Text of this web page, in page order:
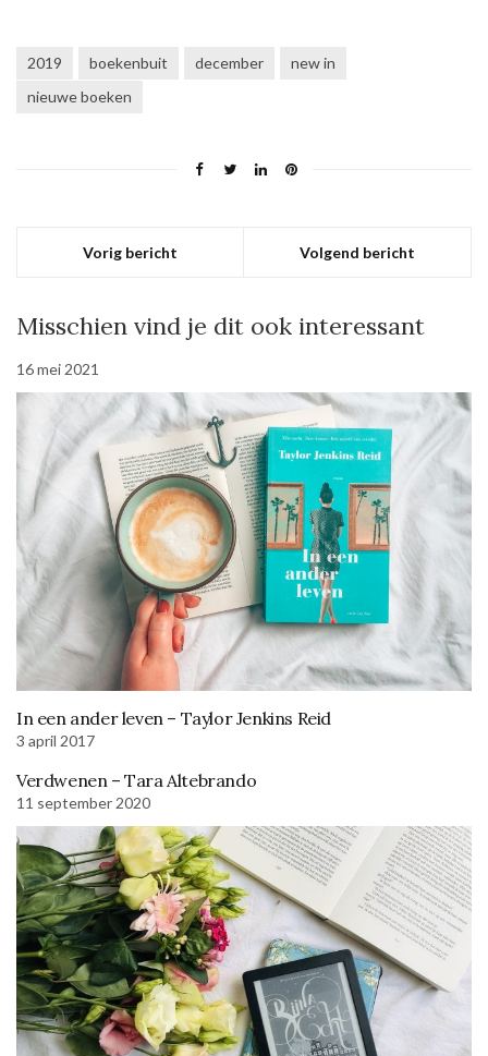
2019 boekenbuit december
new in
nieuwe boeken
Vorig bericht Volgend bericht
Misschien vind je dit ook interessant
16 mei 2021
In een ander leven – Taylor Jenkins Reid
3 april 2017
Verdwenen – Tara Altebrando
11 september 2020